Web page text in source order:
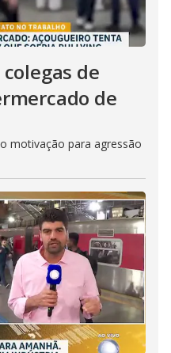
de
de
motivação para agressão